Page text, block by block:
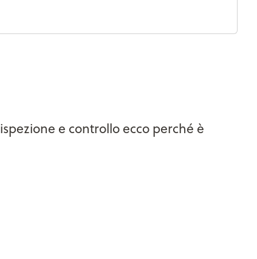
e controllo ecco perché è